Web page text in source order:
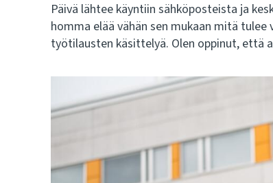
Päivä lähtee käyntiin sähköposteista ja
homma elää vähän sen mukaan mitä
työtilausten käsittelyä. Olen oppinut, että